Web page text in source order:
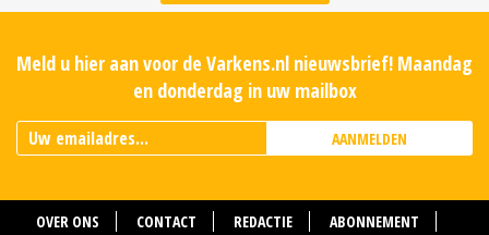
Meld u hier aan voor de Varkens.nl nieuwsbrief! Maandag
en donderdag in uw mailbox
AANMELDEN
OVER ONS CONTACT REDACTIE ABONNEMENT